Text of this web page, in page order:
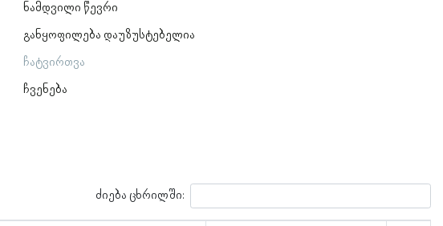
ნამდვილი წევრი
განყოფილება დაუზუსტებელია
ჩატვირთვა
ჩვენება
ძიება ცხრილში: